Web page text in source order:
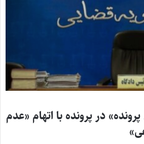
پرونده» در پرونده با اتهام «عدم